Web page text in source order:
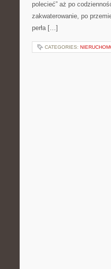
polecieć” aż po
zakwaterowanie, po
perła […]
CATEGORIES: